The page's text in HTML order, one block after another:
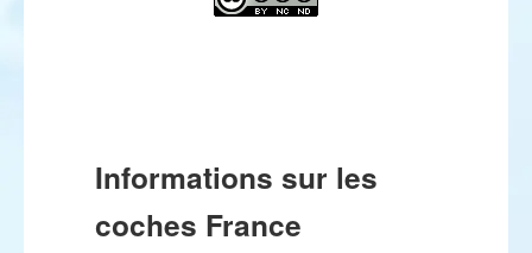
Informations sur les
coches France